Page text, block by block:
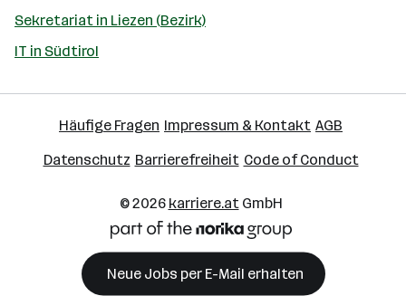
Sekretariat in Liezen (Bezirk)
IT in Südtirol
Häufige Fragen Impressum & Kontakt AGB
Datenschutz Barrierefreiheit Code of Conduct
© 2026 karriere.at GmbH
Neue Jobs per E-Mail erhalten